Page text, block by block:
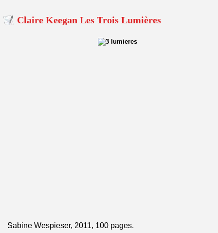
Claire Keegan Les Trois Lumières
Sabine Wespieser, 2011, 100 pages.